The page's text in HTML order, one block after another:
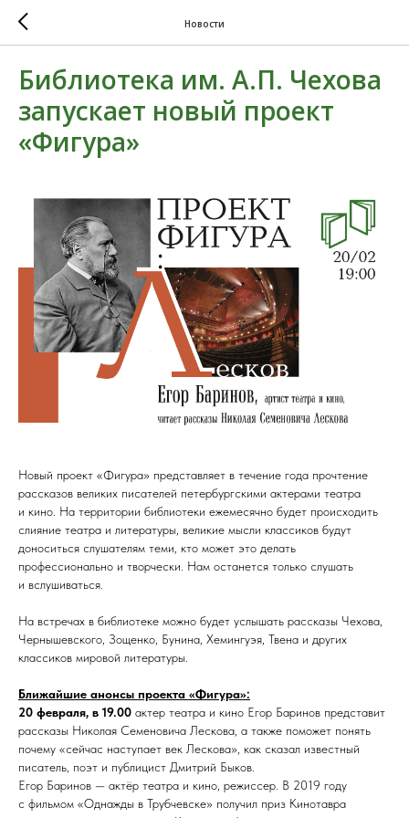
Новости
Библиотека им. А.П. Чехова
запускает новый проект
«Фигура»
Новый проект «Фигура» представляет в течение года прочтение
рассказов великих писателей петербургскими актерами театра
и кино. На территории библиотеки ежемесячно будет происходить
слияние театра и литературы, великие мысли классиков будут
доноситься слушателям теми, кто может это делать
профессионально и творчески. Нам останется только слушать
и вслушиваться.
На встречах в библиотеке можно будет услышать рассказы Чехова,
Чернышевского, Зощенко, Бунина, Хемингуэя, Твена и других
классиков мировой литературы.
Ближайшие анонсы проекта «Фигура»:
20 февраля, в 19.00 актер театра и кино Егор Баринов представит
рассказы Николая Семеновича Лескова, а также поможет понять
почему «сейчас наступает век Лескова», как сказал известный
писатель, поэт и публицист Дмитрий Быков.
Егор Баринов — актёр театра и кино, режиссер. В 2019 году
с фильмом «Однажды в Трубчевске» получил приз Кинотавра